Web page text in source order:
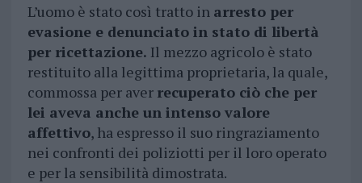
L’uomo è stato così tratto in arresto per
evasione e denunciato in stato di libertà
per ricettazione. Il mezzo agricolo è stato
restituito alla legittima proprietaria, la quale,
commossa per aver recuperato ciò che per
lei aveva anche un intenso valore
affettivo, ha espresso il suo ringraziamento
nei confronti dei poliziotti per il loro operato
e per la sensibilità dimostrata.